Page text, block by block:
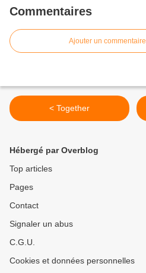
Commentaires
Ajouter un commentaire
< Together
Hébergé par Overblog
Top articles
Pages
Contact
Signaler un abus
C.G.U.
Cookies et données personnelles